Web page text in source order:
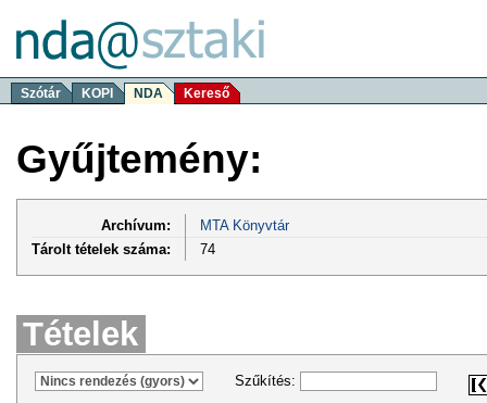
Szótár KOPI NDA Kereső
Gyűjtemény:
Archívum:
MTA Könyvtár
Tárolt tételek száma:
74
Tételek
Szűkítés: